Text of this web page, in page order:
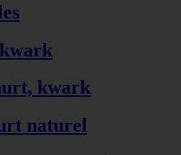
kwark
naturel